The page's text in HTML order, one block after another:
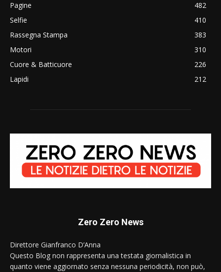
Pagine
482
Selfie
410
Rassegna Stampa
383
Motori
310
Cuore & Batticuore
226
Lapidi
212
Zero Zero News
Direttore Gianfranco D’Anna
Questo Blog non rappresenta una testata giornalistica in
quanto viene aggiornato senza nessuna periodicità, non può,